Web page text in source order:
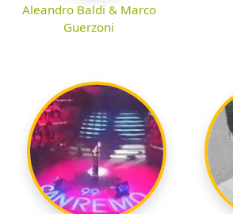
Aleandro Baldi & Marco
Guerzoni